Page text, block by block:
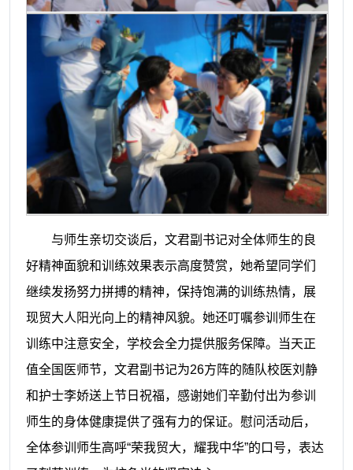
与师生亲切交谈后，文君副书记对全体师生的良
好精神面貌和训练效果表示高度赞赏，她希望同学们
继续发扬努力拼搏的精神，保持饱满的训练热情，展
现贸大人阳光向上的精神风貌。她还叮嘱参训师生在
训练中注意安全，学校会全力提供服务保障。当天正
值全国医师节，文君副书记为26方阵的随队校医刘静
和护士李娇送上节日祝福，感谢她们辛勤付出为参训
师生的身体健康提供了强有力的保证。慰问活动后，
全体参训师生高呼“荣我贸大，耀我中华”的口号，表达